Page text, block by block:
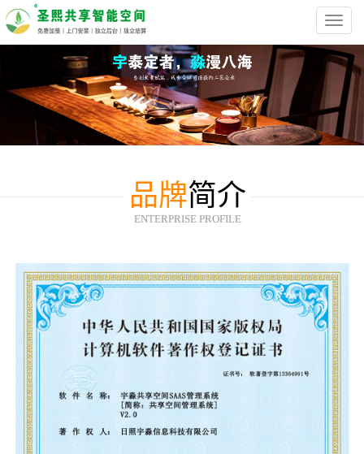
品牌简介
ENTERPRISE PROFILE